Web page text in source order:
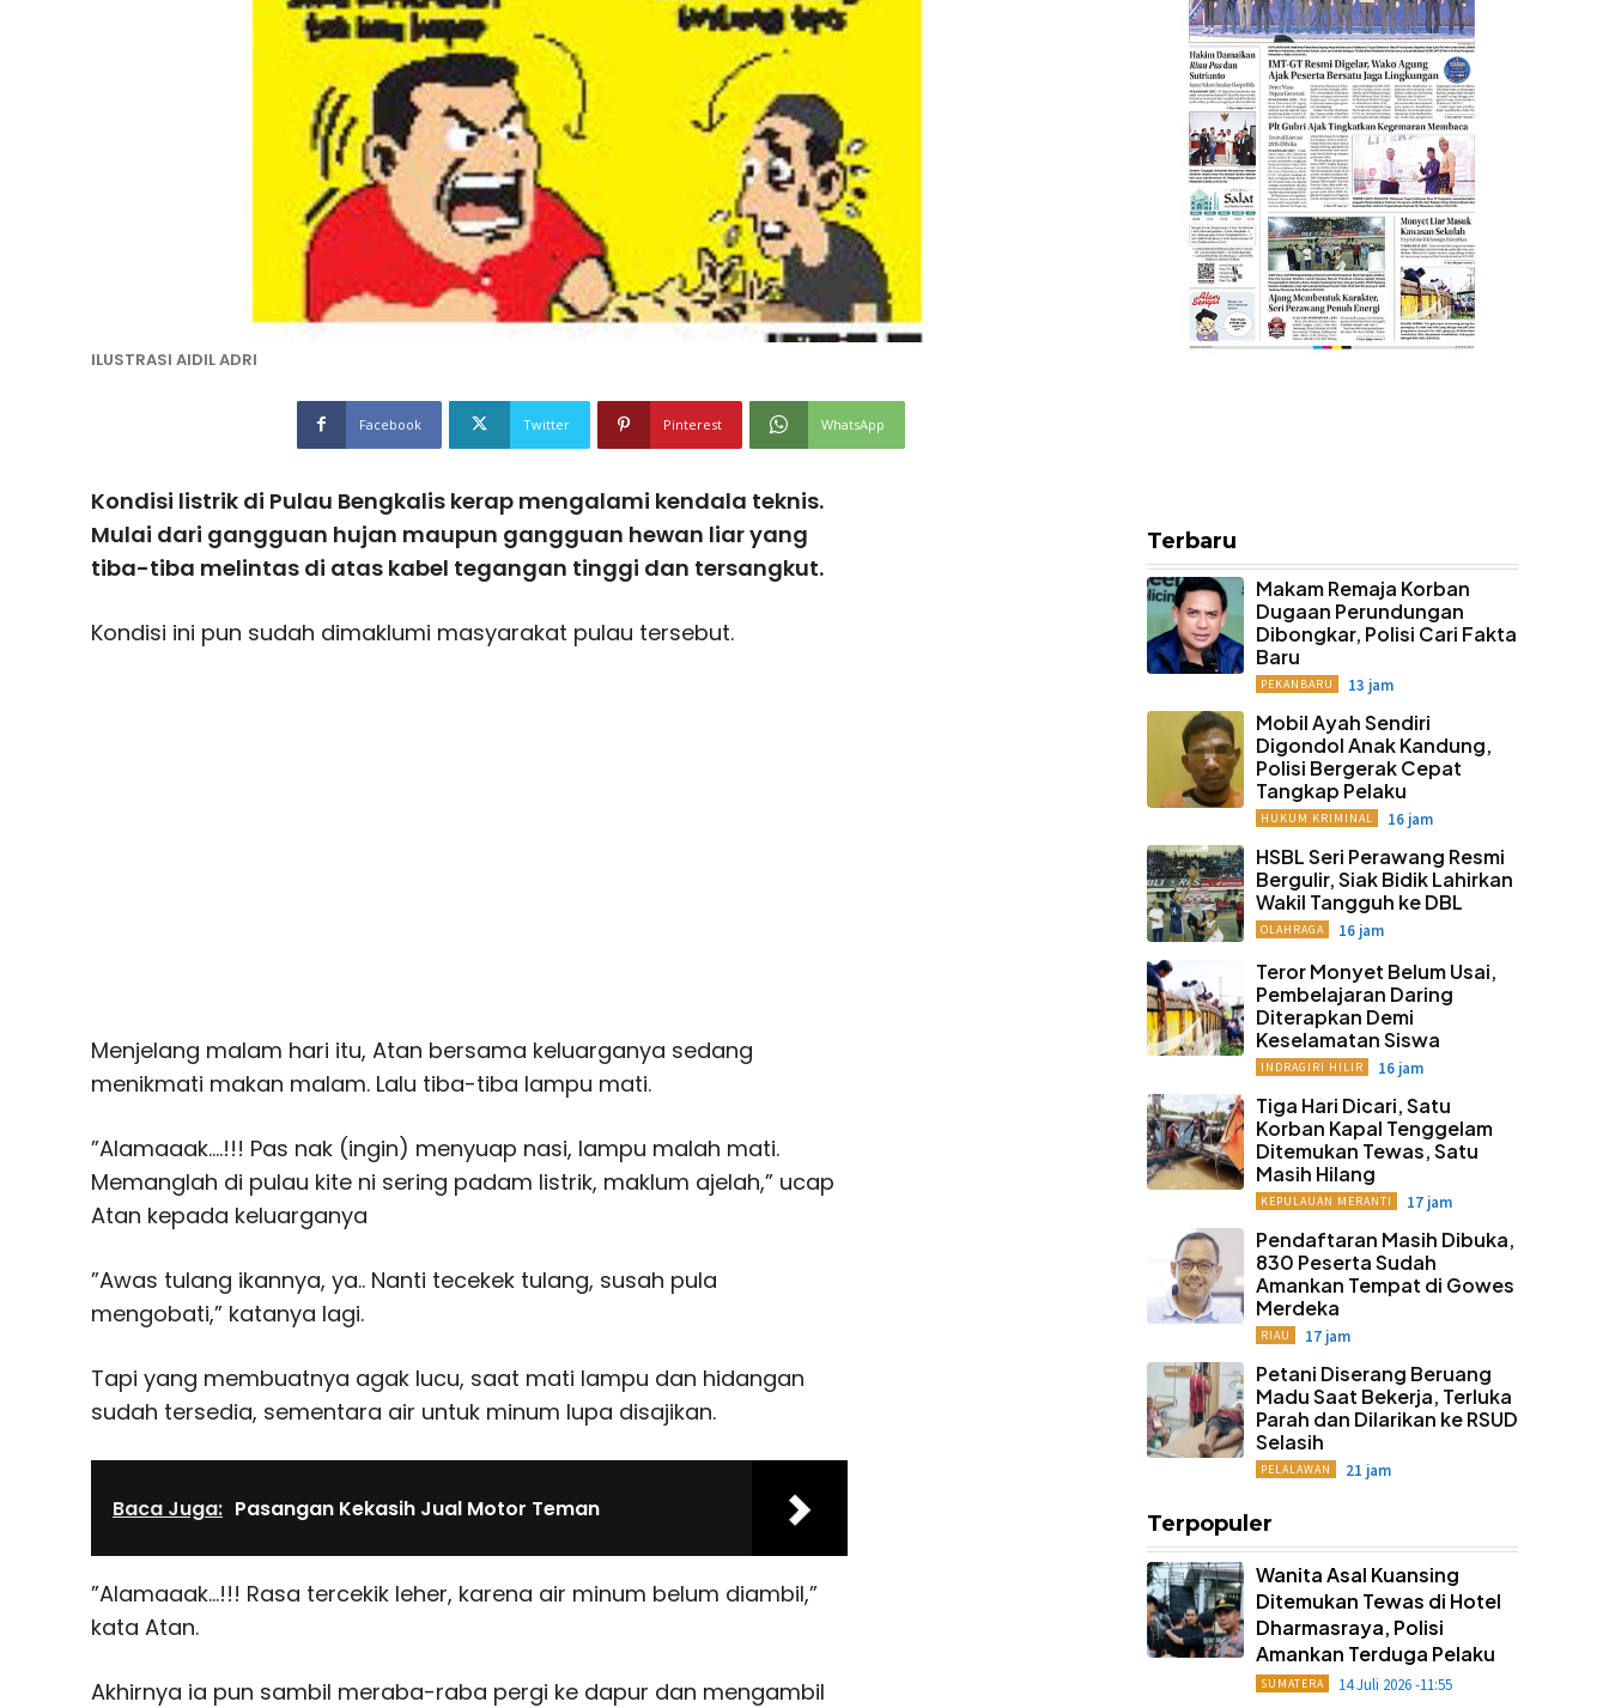
ILUSTRASI AIDIL ADRI
Facebook Twitter Pinterest WhatsApp
Kondisi listrik di Pulau Bengkalis kerap mengalami kendala teknis.
Mulai dari gangguan hujan maupun gangguan hewan liar yang
tiba-tiba melintas di atas kabel tegangan tinggi dan tersangkut.
Kondisi ini pun sudah dimaklumi masyarakat pulau tersebut.
Menjelang malam hari itu, Atan bersama keluarganya sedang
menikmati makan malam. Lalu tiba-tiba lampu mati.
”Alamaaak….!!! Pas nak (ingin) menyuap nasi, lampu malah mati.
Memanglah di pulau kite ni sering padam listrik, maklum ajelah,” ucap
Atan kepada keluarganya
”Awas tulang ikannya, ya.. Nanti tecekek tulang, susah pula
mengobati,” katanya lagi.
Tapi yang membuatnya agak lucu, saat mati lampu dan hidangan
sudah tersedia, sementara air untuk minum lupa disajikan.
Baca Juga: Pasangan Kekasih Jual Motor Teman
”Alamaaak…!!! Rasa tercekik leher, karena air minum belum diambil,”
kata Atan.
Akhirnya ia pun sambil meraba-raba pergi ke dapur dan mengambil
Terbaru
Makam Remaja Korban
Dugaan Perundungan
Dibongkar, Polisi Cari Fakta
Baru
PEKANBARU 13 jam
Mobil Ayah Sendiri
Digondol Anak Kandung,
Polisi Bergerak Cepat
Tangkap Pelaku
HUKUM KRIMINAL 16 jam
HSBL Seri Perawang Resmi
Bergulir, Siak Bidik Lahirkan
Wakil Tangguh ke DBL
OLAHRAGA 16 jam
Teror Monyet Belum Usai,
Pembelajaran Daring
Diterapkan Demi
Keselamatan Siswa
INDRAGIRI HILIR 16 jam
Tiga Hari Dicari, Satu
Korban Kapal Tenggelam
Ditemukan Tewas, Satu
Masih Hilang
KEPULAUAN MERANTI 17 jam
Pendaftaran Masih Dibuka,
830 Peserta Sudah
Amankan Tempat di Gowes
Merdeka
RIAU 17 jam
Petani Diserang Beruang
Madu Saat Bekerja, Terluka
Parah dan Dilarikan ke RSUD
Selasih
PELALAWAN 21 jam
Terpopuler
Wanita Asal Kuansing
Ditemukan Tewas di Hotel
Dharmasraya, Polisi
Amankan Terduga Pelaku
SUMATERA 14 Juli 2026 -11:55